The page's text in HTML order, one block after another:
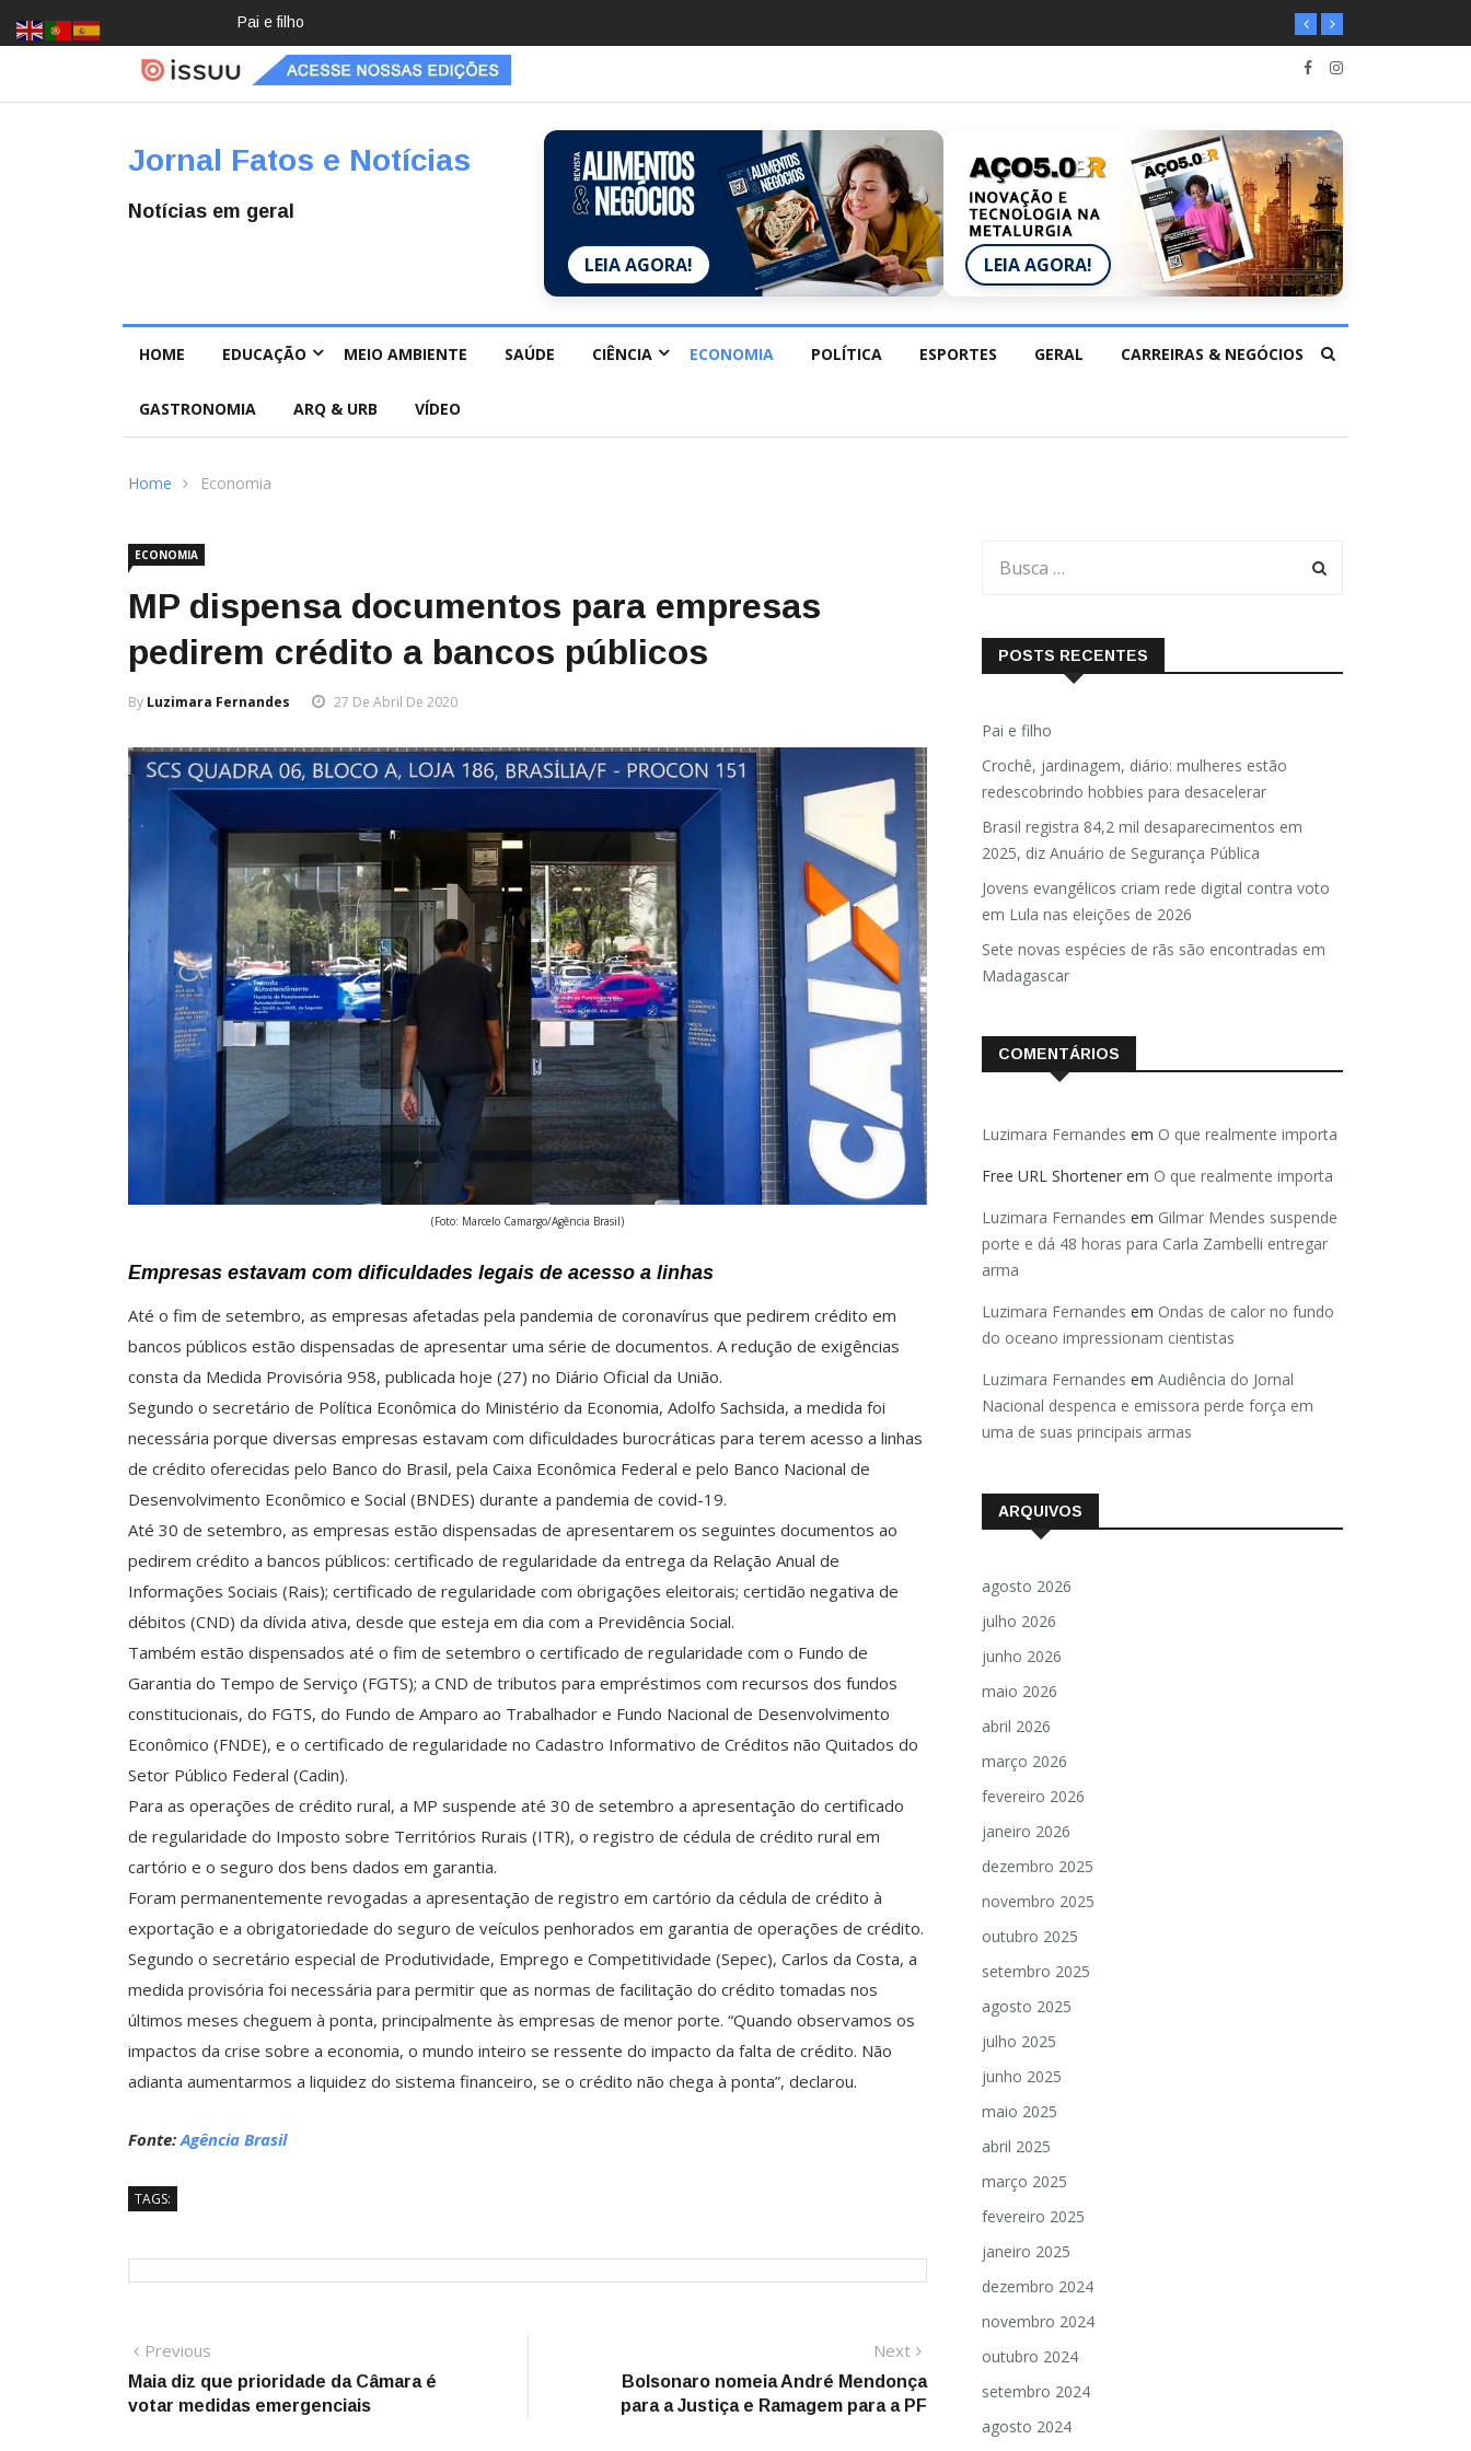
Crochê, jardinagem, diário: mulheres estão redescobrindo hobbies para desacelerar
Jornal Fatos e Notícias
Notícias em geral
LEIA AGORA! LEIA AGORA!
HOME EDUCAÇÃO MEIO AMBIENTE SAÚDE CIÊNCIA ECONOMIA POLÍTICA ESPORTES GERAL CARREIRAS & NEGÓCIOS
GASTRONOMIA ARQ & URB VÍDEO
Home Economia
ECONOMIA
MP dispensa documentos para empresas
pedirem crédito a bancos públicos
By Luzimara Fernandes 27 De Abril De 2020
(Foto: Marcelo Camargo/Agência Brasil)
Empresas estavam com dificuldades legais de acesso a linhas
Até o fim de setembro, as empresas afetadas pela pandemia de coronavírus que pedirem crédito em
bancos públicos estão dispensadas de apresentar uma série de documentos. A redução de exigências
consta da Medida Provisória 958, publicada hoje (27) no Diário Oficial da União.
Segundo o secretário de Política Econômica do Ministério da Economia, Adolfo Sachsida, a medida foi
necessária porque diversas empresas estavam com dificuldades burocráticas para terem acesso a linhas
de crédito oferecidas pelo Banco do Brasil, pela Caixa Econômica Federal e pelo Banco Nacional de
Desenvolvimento Econômico e Social (BNDES) durante a pandemia de covid-19.
Até 30 de setembro, as empresas estão dispensadas de apresentarem os seguintes documentos ao
pedirem crédito a bancos públicos: certificado de regularidade da entrega da Relação Anual de
Informações Sociais (Rais); certificado de regularidade com obrigações eleitorais; certidão negativa de
débitos (CND) da dívida ativa, desde que esteja em dia com a Previdência Social.
Também estão dispensados até o fim de setembro o certificado de regularidade com o Fundo de
Garantia do Tempo de Serviço (FGTS); a CND de tributos para empréstimos com recursos dos fundos
constitucionais, do FGTS, do Fundo de Amparo ao Trabalhador e Fundo Nacional de Desenvolvimento
Econômico (FNDE), e o certificado de regularidade no Cadastro Informativo de Créditos não Quitados do
Setor Público Federal (Cadin).
Para as operações de crédito rural, a MP suspende até 30 de setembro a apresentação do certificado
de regularidade do Imposto sobre Territórios Rurais (ITR), o registro de cédula de crédito rural em
cartório e o seguro dos bens dados em garantia.
Foram permanentemente revogadas a apresentação de registro em cartório da cédula de crédito à
exportação e a obrigatoriedade do seguro de veículos penhorados em garantia de operações de crédito.
Segundo o secretário especial de Produtividade, Emprego e Competitividade (Sepec), Carlos da Costa, a
medida provisória foi necessária para permitir que as normas de facilitação do crédito tomadas nos
últimos meses cheguem à ponta, principalmente às empresas de menor porte. “Quando observamos os
impactos da crise sobre a economia, o mundo inteiro se ressente do impacto da falta de crédito. Não
adianta aumentarmos a liquidez do sistema financeiro, se o crédito não chega à ponta”, declarou.
Fonte:Agência Brasil
TAGS:
Navegação
de
Previous
post:
Maia diz que prioridade da Câmara é
votar medidas emergenciais
Next
post:
Bolsonaro nomeia André Mendonça
para a Justiça e Ramagem para a PF
POSTS RECENTES
Pai e filho
Crochê, jardinagem, diário: mulheres estão
redescobrindo hobbies para desacelerar
Brasil registra 84,2 mil desaparecimentos em
2025, diz Anuário de Segurança Pública
Jovens evangélicos criam rede digital contra voto
em Lula nas eleições de 2026
Sete novas espécies de rãs são encontradas em
Madagascar
COMENTÁRIOS
Luzimara Fernandes em O que realmente importa
Free URL Shortener em O que realmente importa
Luzimara Fernandes em Gilmar Mendes suspende
porte e dá 48 horas para Carla Zambelli entregar
arma
Luzimara Fernandes em Ondas de calor no fundo
do oceano impressionam cientistas
Luzimara Fernandes em Audiência do Jornal
Nacional despenca e emissora perde força em
uma de suas principais armas
ARQUIVOS
agosto 2026
julho 2026
junho 2026
maio 2026
abril 2026
março 2026
fevereiro 2026
janeiro 2026
dezembro 2025
novembro 2025
outubro 2025
setembro 2025
agosto 2025
julho 2025
junho 2025
maio 2025
abril 2025
março 2025
fevereiro 2025
janeiro 2025
dezembro 2024
novembro 2024
outubro 2024
setembro 2024
agosto 2024